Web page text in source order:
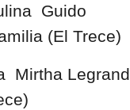
Guido
(El Trece)
Mirtha Legrand